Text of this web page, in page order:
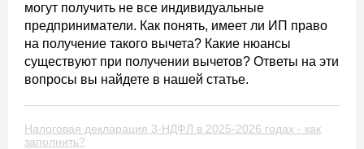
могут получить не все индивидуальные
предприниматели. Как понять, имеет ли ИП право
на получение такого вычета? Какие нюансы
существуют при получении вычетов? Ответы на эти
вопросы вы найдете в нашей статье.
Налоговая декларация 3-НДФЛ в 2025-2026 годах - как
заполнить?